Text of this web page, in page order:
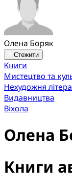
Олена Боряк
Стежити
Книги
Мистецтво та
Нехудожня
Видавництва
Віхола
Олена
Книги